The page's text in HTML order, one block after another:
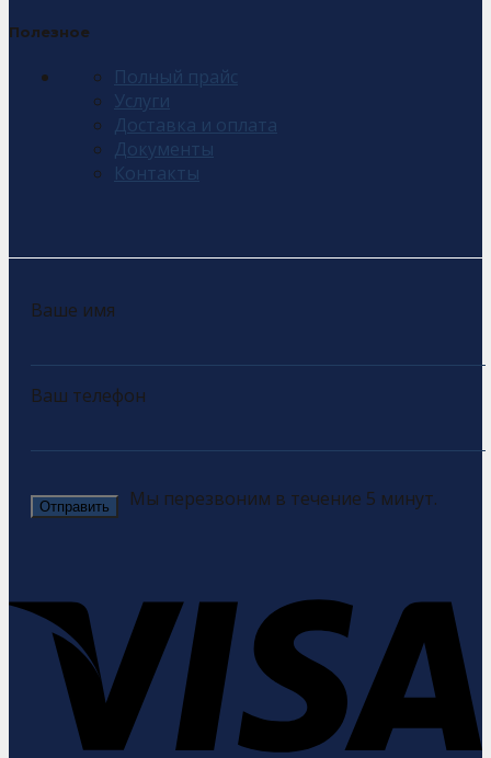
Полезное
Полный прайс
Услуги
Доставка и оплата
Документы
Контакты
Ваше имя
Ваш телефон
Мы перезвоним в течение 5 минут.